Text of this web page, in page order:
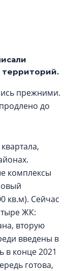
территорий.
прежними.
до
комплексы
кв.м). Сейчас
ЖК:
вторую
введены в
в конце 2021
готова,